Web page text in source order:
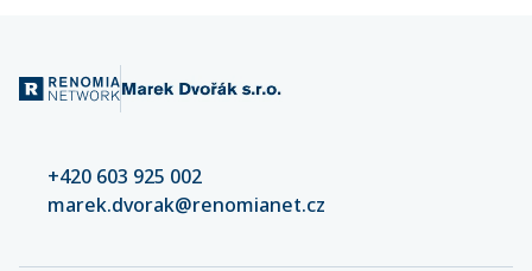
+420 603 925 002
marek.dvorak@renomianet.cz